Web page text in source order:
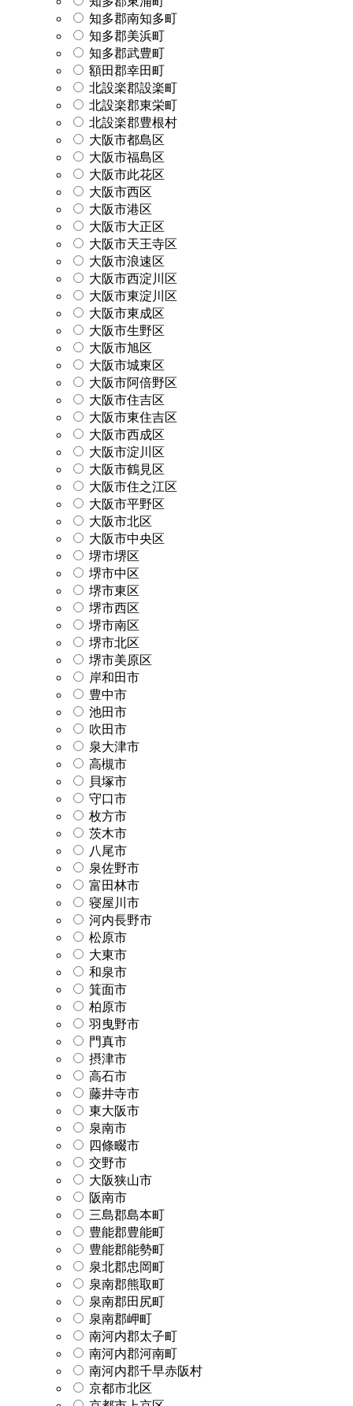
知多郡南知多町
知多郡美浜町
知多郡武豊町
額田郡幸田町
北設楽郡設楽町
北設楽郡東栄町
北設楽郡豊根村
大阪市都島区
大阪市福島区
大阪市此花区
大阪市西区
大阪市港区
大阪市大正区
大阪市天王寺区
大阪市浪速区
大阪市西淀川区
大阪市東淀川区
大阪市東成区
大阪市生野区
大阪市旭区
大阪市城東区
大阪市阿倍野区
大阪市住吉区
大阪市東住吉区
大阪市西成区
大阪市淀川区
大阪市鶴見区
大阪市住之江区
大阪市平野区
大阪市北区
大阪市中央区
堺市堺区
堺市中区
堺市東区
堺市西区
堺市南区
堺市北区
堺市美原区
岸和田市
豊中市
池田市
吹田市
泉大津市
高槻市
貝塚市
守口市
枚方市
茨木市
八尾市
泉佐野市
富田林市
寝屋川市
河内長野市
松原市
大東市
和泉市
箕面市
柏原市
羽曳野市
門真市
摂津市
高石市
藤井寺市
東大阪市
泉南市
四條畷市
交野市
大阪狭山市
阪南市
三島郡島本町
豊能郡豊能町
豊能郡能勢町
泉北郡忠岡町
泉南郡熊取町
泉南郡田尻町
泉南郡岬町
南河内郡太子町
南河内郡河南町
南河内郡千早赤阪村
京都市北区